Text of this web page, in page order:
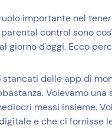
importante nel
control sono
giorno d'oggi. Ecco
stancati delle app di
Volevamo una
messi insieme.
e che ci fornisse